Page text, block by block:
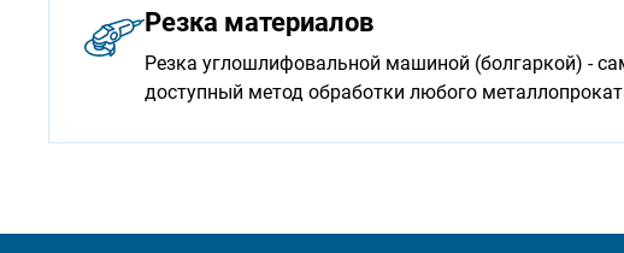
Резка материалов
Резка углошлифовальной машиной (болгаркой) -
доступный метод обработки любого